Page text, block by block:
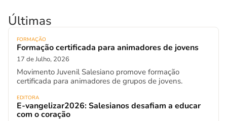
Últimas
FORMAÇÃO
Formação certificada para animadores de jovens
17 de Julho, 2026
Movimento Juvenil Salesiano promove formação
certificada para animadores de grupos de jovens.
EDITORA
E-vangelizar2026: Salesianos desafiam a educar
com o coração